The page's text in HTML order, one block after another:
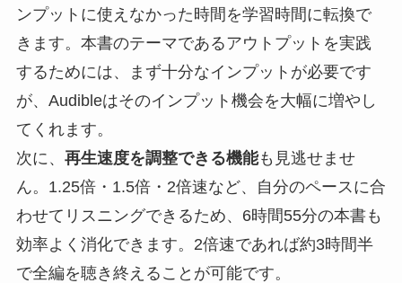
ンプットに使えなかった時間を学習時間に転換で
きます。本書のテーマであるアウトプットを実践
するためには、まず十分なインプットが必要です
が、Audibleはそのインプット機会を大幅に増やし
てくれます。
次に、 再生速度を調整できる機能も見逃せませ
ん。1.25倍・1.5倍・2倍速など、自分のペースに合
わせてリスニングできるため、6時間55分の本書も
効率よく消化できます。2倍速であれば約3時間半
で全編を聴き終えることが可能です。